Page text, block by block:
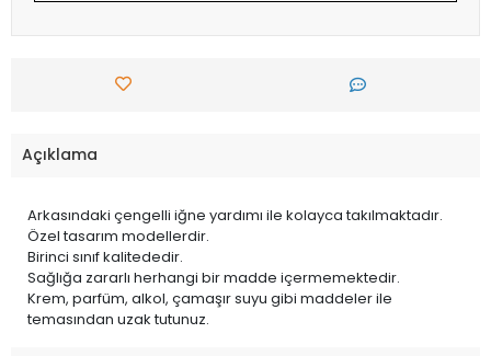
Açıklama
Arkasındaki çengelli iğne yardımı ile kolayca takılmaktadır.
Özel tasarım modellerdir.
Birinci sınıf kalitededir.
Sağlığa zararlı herhangi bir madde içermemektedir.
Krem, parfüm, alkol, çamaşır suyu gibi maddeler ile
temasından uzak tutunuz.